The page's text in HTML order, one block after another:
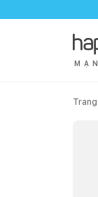
M Ạ N